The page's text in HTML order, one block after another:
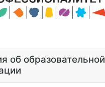
об образовательной